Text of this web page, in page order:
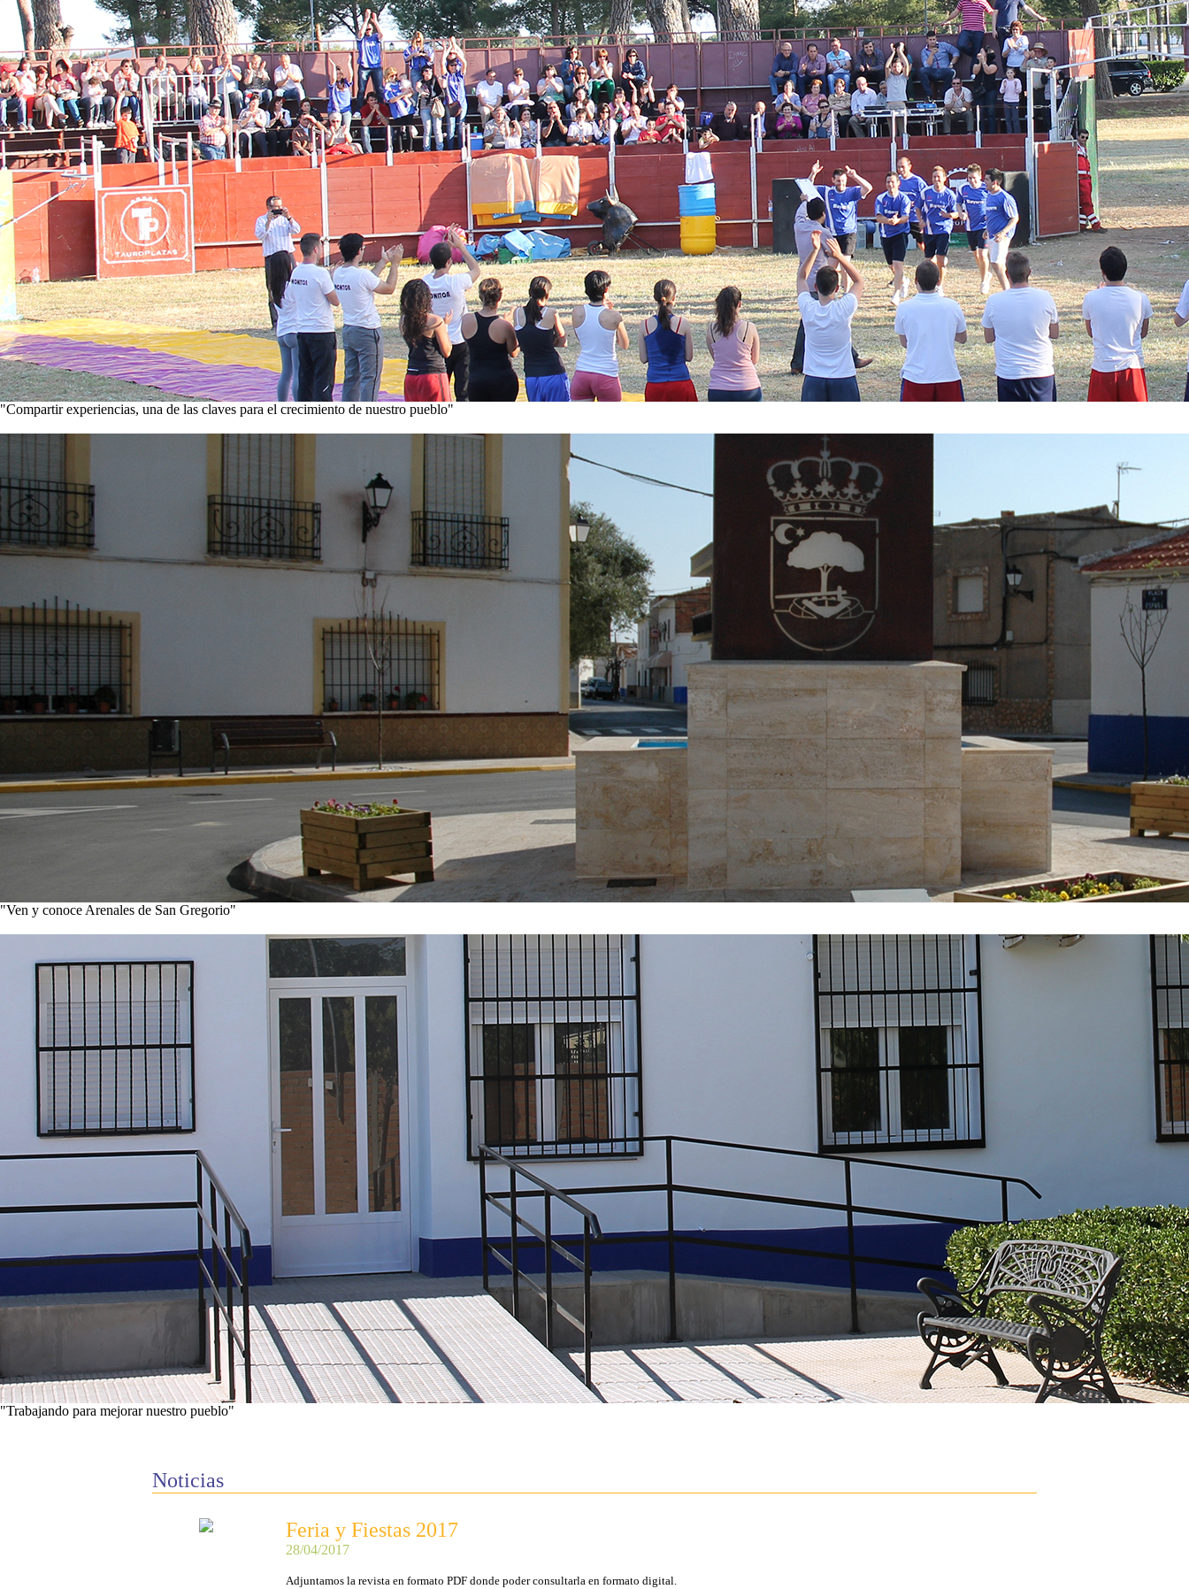
"Compartir experiencias, una de las claves para el crecimiento de nuestro pueblo"
"Ven y conoce Arenales de San Gregorio"
"Trabajando para mejorar nuestro pueblo"
Noticias
Feria y Fiestas 2017
28/04/2017
Adjuntamos la revista en formato PDF donde poder consultarla en formato digital.